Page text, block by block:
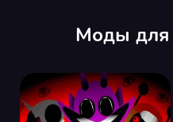
Моды для